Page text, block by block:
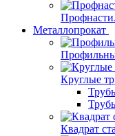
Металлопрокат
Круглые
Квадрат